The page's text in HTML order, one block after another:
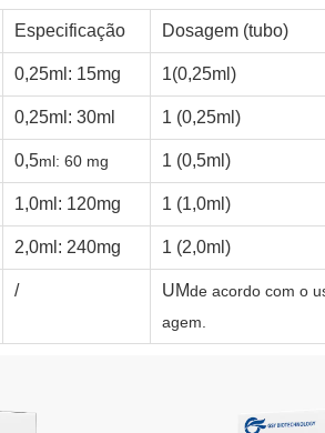
Especificação Dosagem (tubo)
0,25ml: 15mg 1(0,25ml)
0,25ml: 30ml 1 (0,25ml)
0,5ml: 60 mg 1 (0,5ml)
1,0ml: 120mg 1 (1,0ml)
2,0ml: 240mg 1 (2,0ml)
/ UMde acordo com o
agem.